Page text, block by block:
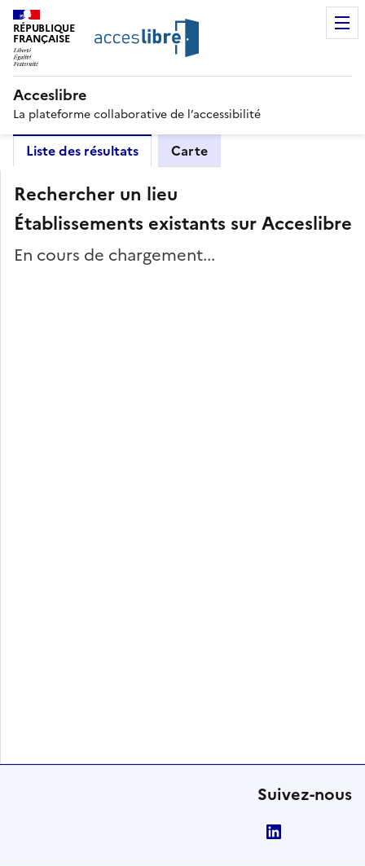
RÉPUBLIQUE
FRANÇAISE
Acceslibre
La plateforme collaborative de l’accessibilité
Liste des résultats Carte
Rechercher un lieu
Établissements existants sur Acceslibre
En cours de chargement...
Suivez-nous